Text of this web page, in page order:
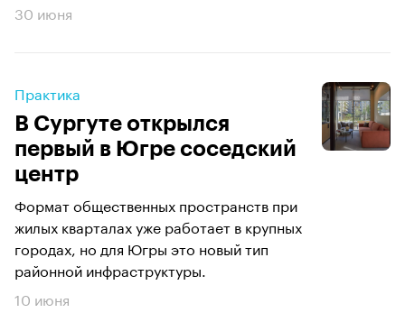
30 июня
Практика
В Сургуте открылся
первый в Югре соседский
центр
Формат общественных пространств при
жилых кварталах уже работает в крупных
городах, но для Югры это новый тип
районной инфраструктуры.
10 июня